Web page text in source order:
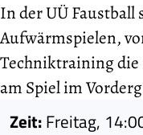
In der UÜ Faustball
Aufwärmspielen,
Techniktraining die
am Spiel im
Zeit:Freitag,